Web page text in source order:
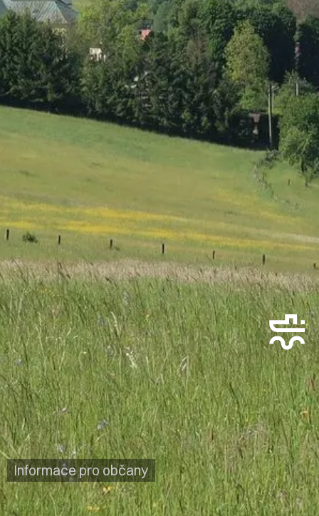
Informace pro občany